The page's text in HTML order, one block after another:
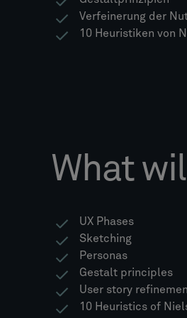
Verfeinerung der
10 Heuristiken von
What
UX Phases
Sketching
Personas
Gestalt principles
User story
10 Heuristics of